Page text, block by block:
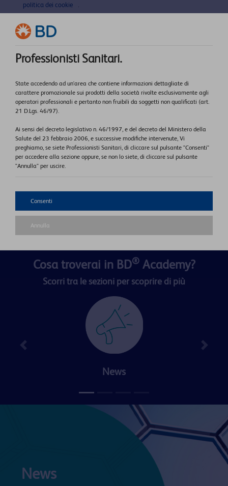
Professionisti Sanitari.
State accedendo ad un'area che contiene informazioni dettagliate di
carattere promozionale sui prodotti della società rivolte esclusivamente agli
operatori professionali e pertanto non fruibili da soggetti non qualificati (art.
21 D.Lgs. 46/97).
Ai sensi del decreto legislativo n. 46/1997, e del decreto del Ministero della
Salute del 23 febbraio 2006, e successive modifiche intervenute, Vi
preghiamo, se siete Professionisti Sanitari, di cliccare sul pulsante "Consenti"
per accedere alla sezione oppure, se non lo siete, di cliccare sul pulsante
"Annulla" per uscire.
Consenti
Annulla
politica dei cookie
Cosa troverai in BD®Academy?
Scorri tra le sezioni per scoprire di più
News
News